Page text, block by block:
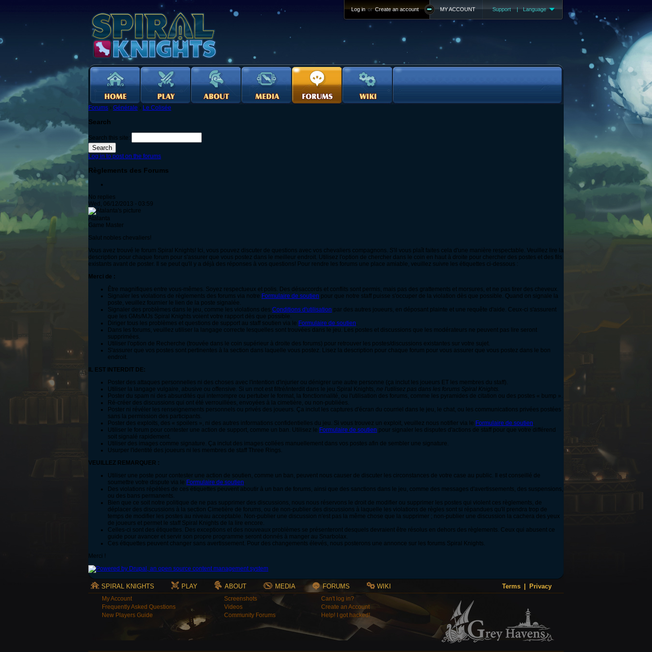
Support | Language
MY ACCOUNT
Log in or Create an account
Forums › Générale › Le Colisée
Search
Search this site:
Log in to post on the forums
Règlements des Forums
No replies
Wed, 06/12/2013 - 03:59
Atalanta
Game Master
Salut nobles chevaliers!
Vous avez trouvé le forum Spiral Knights! Ici, vous pouvez discuter de questions avec vos chevaliers compagnons. S'il vous plaît faites cela d'une manière respectable. Veuillez lire la
description pour chaque forum pour s'assurer que vous postez dans le meilleur endroit. Utilisez l'option de chercher dans le coin en haut à droite pour chercher des postes et des fils
existants avant de poster. Il se peut qu'il y a déjà des réponses à vos questions! Pour rendre les forums une place amiable, veuillez suivre les étiquettes ci-dessous :
Merci de :
Être magnifiques entre vous-mêmes. Soyez respectueux et polis. Des désaccords et conflits sont permis, mais pas des grattements et morsures, et ne pas tirer des cheveux.
Signaler les violations de règlements des forums via notre Formulaire de soutien pour que notre staff puisse s'occuper de la violation dès que possible. Quand on signale la
poste, veuillez fournier le lien de la poste signalée.
Signaler des problèmes dans le jeu, comme les violations des Conditions d'utilisation par des autres joueurs, en déposant plainte et une requête d'aide. Ceux-ci s'assurent
que les GMs/MJs Spiral Knights voient votre rapport dès que possible.
Diriger tous les problèmes et questions de support au staff soutien via le Formulaire de soutien.
Dans les forums, veuillez utiliser la langage correcte lesquelles sont trouvées dans le jeu. Les postes et discussions que les modérateurs ne peuvent pas lire seront
supprimées.
Utiliser l'option de Recherche (trouvée dans le coin supérieur à droite des forums) pour retrouver les postes/discussions existantes sur votre sujet.
S'assurer que vos postes sont pertinentes à la section dans laquelle vous postez. Lisez la description pour chaque forum pour vous assurer que vous postez dans le bon
endroit.
IL EST INTERDIT DE:
Poster des attaques personnelles ni des choses avec l'intention d'injurier ou dénigrer une autre personne (ça inclut les joueurs ET les membres du staff).
Utiliser la langage vulgaire, abusive ou offensive. Si un mot est filtré/interdit dans le jeu Spiral Knights, ne l'utilisez pas dans les forums Spiral Knights.
Poster du spam ni des absurdités qui interrompre ou pertuber le format, la fonctionnalité, ou l'utilisation des forums, comme les pyramides de citation ou des postes « bump ».
Ré-créer des discussions qui ont été verrouillées, envoyées à la cimetière, ou non-publiées.
Poster ni révéler les renseignements personnels ou privés des joueurs. Ça inclut les captures d'écran du courriel dans le jeu, le chat, ou les communications privées postées
sans la permission des participants.
Poster des exploits, des « spoilers », ni des autres informations confidentielles du jeu. Si vous trouvez un exploit, veuillez nous notifier via le Formulaire de soutien.
Utiliser le forum pour contester une action de support, comme un ban. Utilisez le Formulaire de soutien pour signaler les disputes d'actions de staff pour que votre différend
soit signalé rapidement.
Utiliser des images comme signature. Ça inclut des images collées manuellement dans vos postes afin de sembler une signature.
Usurper l'identité des joueurs ni les membres de staff Three Rings.
VEUILLEZ REMARQUER :
Utiliser une poste pour contester une action de soutien, comme un ban, peuvent nous causer de discuter les circonstances de votre case au public. Il est conseillé de
soumettre votre dispute via le Formulaire de soutien.
Des violations répétées de ces étiquettes peuvent aboutir à un ban de forums, ainsi que des sanctions dans le jeu, comme des messages d'avertissements, des suspensions,
ou des bans permanents.
Bien que ce soit notre politique de ne pas supprimer des discussions, nous nous réservons le droit de modifier ou supprimer les postes qui violent ces règlements, de
déplacer des discussions à la section Cimetière de forums, ou de non-publier des discussions à laquelle les violations de règles sont si répandues qu'il prendra trop de
temps de modifier les postes au niveau acceptable. Non-publier une discussion n'est pas la même chose que la supprimer ; non-publier une discussion la cachera des yeux
de joueurs et permet le staff Spiral Knights de la lire encore.
Celles-ci sont des étiquettes. Des exceptions et des nouveaux problèmes se présenteront desquels devraient être résolus en dehors des règlements. Ceux qui abusent ce
guide pour avancer et servir son propre programme seront donnés à manger au Snarbolax.
Ces étiquettes peuvent changer sans avertissement. Pour des changements élevés, nous posterons une annonce sur les forums Spiral Knights.
Merci !
Terms Privacy
SPIRAL KNIGHTS PLAY ABOUT MEDIA FORUMS WIKI
My Account
Frequently Asked Questions
New Players Guide
Screenshots
Videos
Community Forums
Can't log in?
Create an Account
Help! I got hacked!